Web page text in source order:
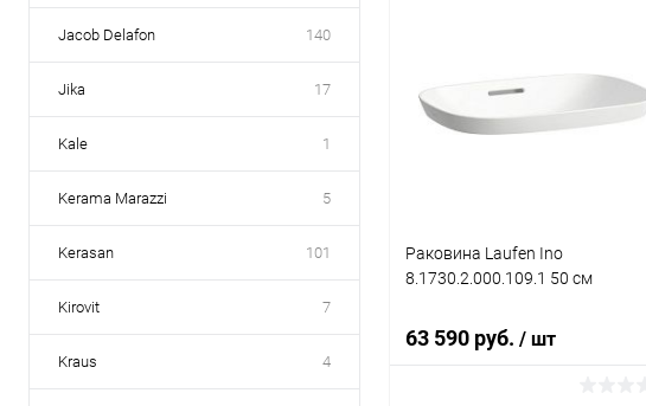
Jacob Delafon 140
Jika 17
Kale 1
Kerama Marazzi 5
Kerasan 101
Kirovit 7
Kraus 4
Купить в 1 клик Сравнение
В избранное Под заказ
Раковина Laufen Ino
8.1730.2.000.109.1 50 см
63 590 руб. / шт